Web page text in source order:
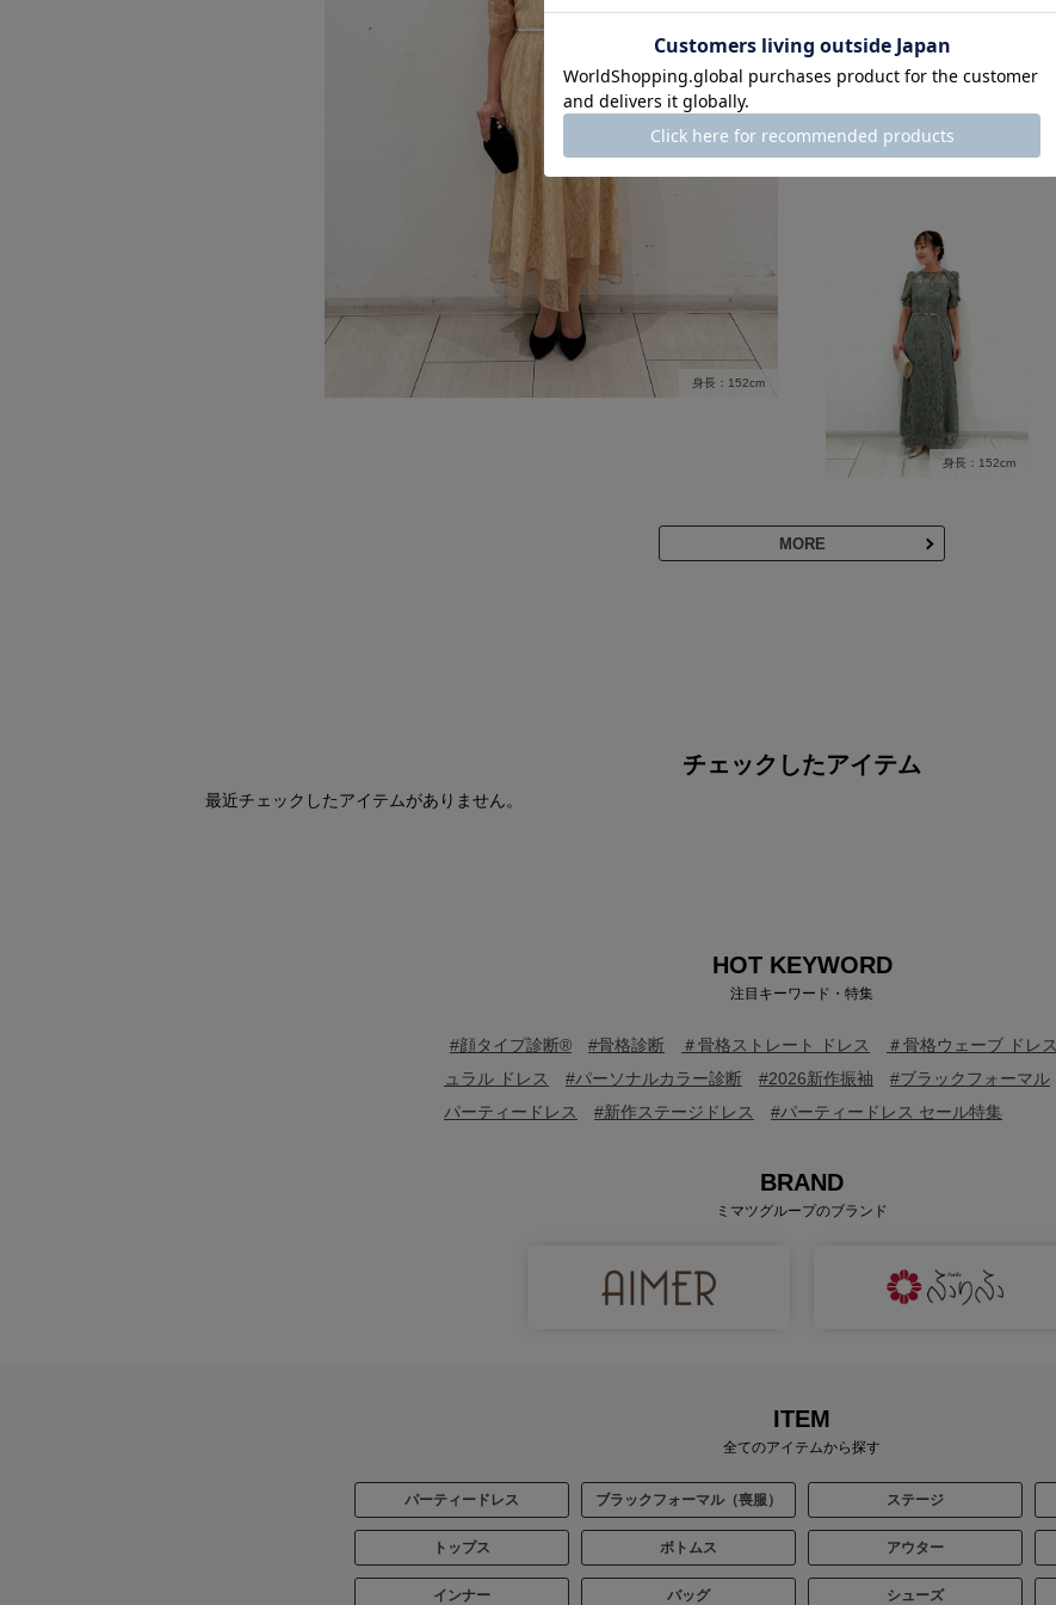
身長：152cm
身長：152cm
身長：152cm
MORE
チェックしたアイテム
最近チェックしたアイテムがありません。
HOT KEYWORD
注目キーワード・特集
#顔タイプ診断® #骨格診断 ＃骨格ストレート ドレス ＃骨格ウェーブ ドレス
ュラル ドレス
#パーソナルカラー診断 #2026新作振袖 #ブラックフォーマル
パーティードレス
#新作ステージドレス #パーティードレス セール特集
BRAND
ミマツグループのブランド
ITEM
全てのアイテムから探す
パーティードレス ブラックフォーマル（喪服） ステージ
トップス ボトムス アウター
インナー バッグ シューズ